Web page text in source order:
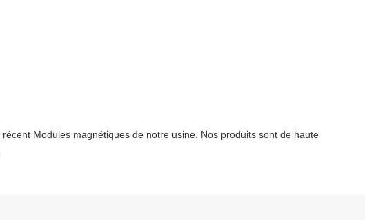
Modules magnétiques de notre usine. Nos produits sont de haute